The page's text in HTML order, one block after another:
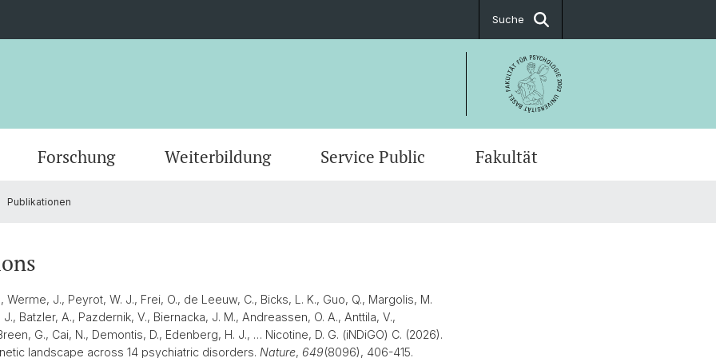
Suche
Forschung Weiterbildung
Interventionen mit Kindern und
Jugendlichen
Service Public Fakultät
Fakultätsverwaltung Gruppierungen
Nachhaltigkeit
Publikationen
Werme, J., Peyrot, W. J., Frei, O., de Leeuw, C., Bicks, L. K., Guo, Q., Margolis, M.
Batzler, A., Pazdernik, V., Biernacka, J. M., Andreassen, O. A., Anttila, V.,
G., Cai, N., Demontis, D., Edenberg, H. J., … Nicotine, D. G. (iNDiGO) C. (2026).
landscape across 14 psychiatric disorders. Nature, 649(8096), 406-415.